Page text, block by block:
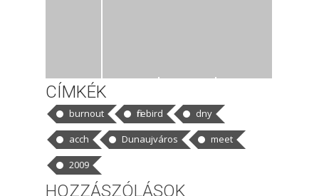
CÍMKÉK
burnout firebird
dny
acch
Dunaujváros
meet
2009
HOZZÁSZÓLÁSOK